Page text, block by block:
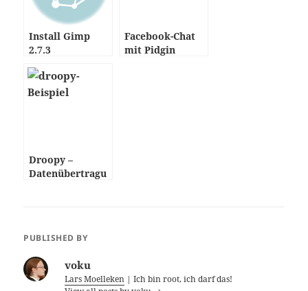
Install Gimp
2.7.3
Facebook-Chat
mit Pidgin
Droopy –
Datenübertragu
PUBLISHED BY
voku
Lars Moelleken | Ich bin root, ich darf das!